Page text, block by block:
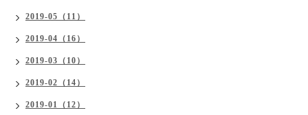
2019-05（11）
2019-04（16）
2019-03（10）
2019-02（14）
2019-01（12）